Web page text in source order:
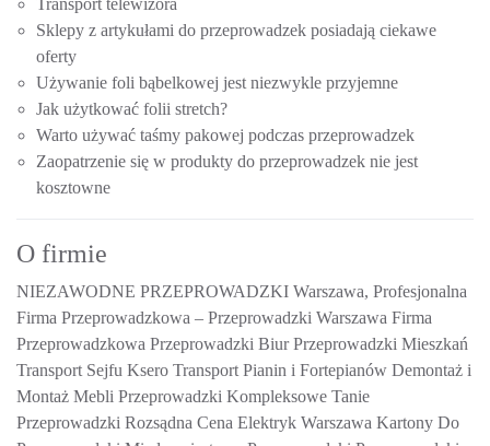
Sklepy z artykułami do przeprowadzek posiadają ciekawe
oferty
Używanie foli bąbelkowej jest niezwykle przyjemne
Jak użytkować folii stretch?
Warto używać taśmy pakowej podczas przeprowadzek
Zaopatrzenie się w produkty do przeprowadzek nie jest
kosztowne
O firmie
NIEZAWODNE PRZEPROWADZKI Warszawa, Profesjonalna
Firma Przeprowadzkowa – Przeprowadzki Warszawa Firma
Przeprowadzkowa Przeprowadzki Biur Przeprowadzki Mieszkań
Transport Sejfu Ksero Transport Pianin i Fortepianów Demontaż i
Montaż Mebli Przeprowadzki Kompleksowe Tanie
Przeprowadzki Rozsądna Cena Elektryk Warszawa Kartony Do